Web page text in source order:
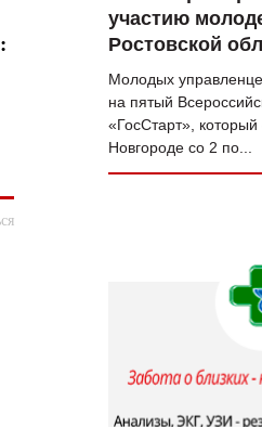
участию
Ростовской
Молодых
на пятый
«ГосСтарт»,
Новгороде со 2 по...